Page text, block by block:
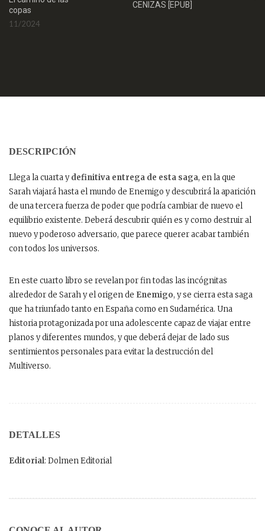
copas
11/2024
CENIZAS [EPUB]
DESCRIPCIÓN
Llega la cuarta ydefinitiva entrega de esta saga, en la que
Sarah viajará hasta el mundo de Enemigo y descubrirá la aparición
de una tercera fuerza de poder que podría cambiar de nuevo el
equilibrio existente. Deberá descubrir quién es y como destruir al
nuevo y poderoso adversario, que parece querer acabar también
con todos los universos.
En este cuarto libro se revelan por fin todas las incógnitas
alrededor de Sarah y el origen de Enemigo, y se cierra esta saga
que ha triunfado tanto en España como en Sudamérica. Una
historia protagonizada por una adolescente capaz de viajar entre
planos y diferentes mundos, y que deberá dejar de lado sus
sentimientos personales para evitar la destrucción del
Multiverso.
DETALLES
Editorial: Dolmen Editorial